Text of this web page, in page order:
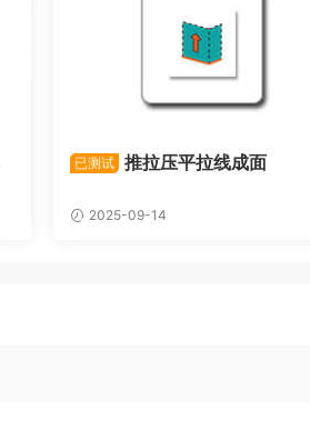
已测试 推拉压平拉线成面
2025-09-14